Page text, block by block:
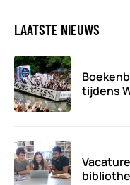
LAATSTE NIEUWS
tijdens